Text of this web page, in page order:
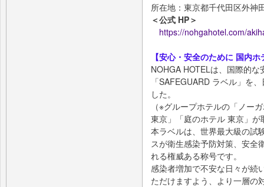
所在地：東京都千代田区外神
＜公式 HP＞
https://nohgahotel.com/
【安心・安全のために 国内
NOHGA HOTELは、国際的
「SAFEGUARD ラベル」を
した。
（※グループホテルの「ノー
東京」「庭のホテル 東京」が
本ラベルは、世界最大級の試
スが衛生感染予防対策、安全
れる権威ある称号です。
感染者増加で不安な日々が続
ただけますよう、より一層の